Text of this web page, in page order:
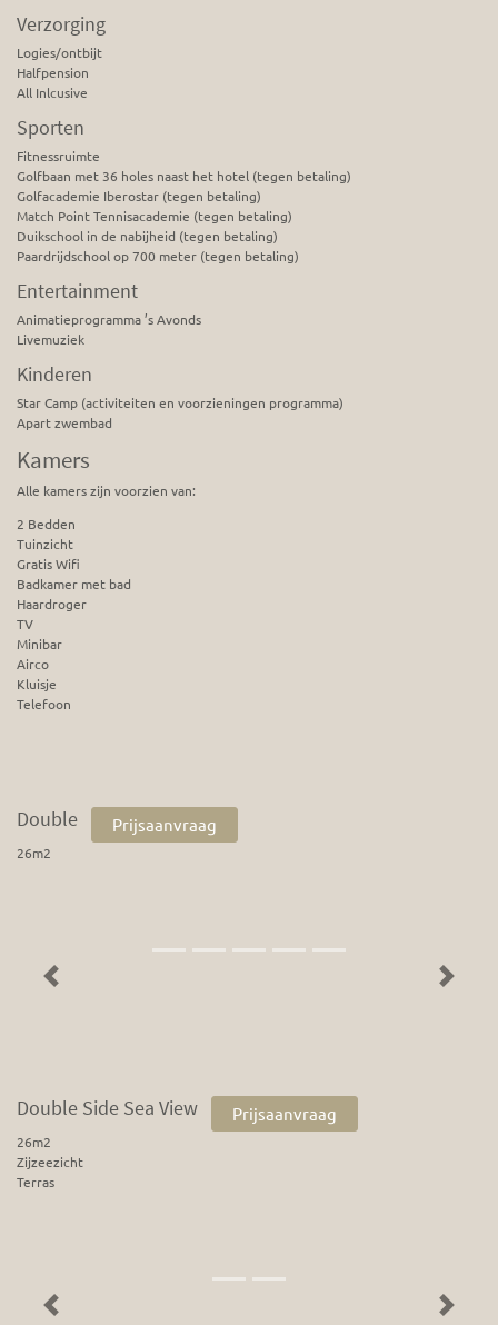
Verzorging
Logies/ontbijt
Halfpension
All Inlcusive
Sporten
Fitnessruimte
Golfbaan met 36 holes naast het hotel (tegen betaling)
Golfacademie Iberostar (tegen betaling)
Match Point Tennisacademie (tegen betaling)
Duikschool in de nabijheid (tegen betaling)
Paardrijdschool op 700 meter (tegen betaling)
Entertainment
Animatieprogramma ’s Avonds
Livemuziek
Kinderen
Star Camp (activiteiten en voorzieningen programma)
Apart zwembad
Kamers
Alle kamers zijn voorzien van:
2 Bedden
Tuinzicht
Gratis Wifi
Badkamer met bad
Haardroger
TV
Minibar
Airco
Kluisje
Telefoon
Double Prijsaanvraag
26m2
Previous Next
Double Side Sea View Prijsaanvraag
26m2
Zijzeezicht
Terras
Previous Next